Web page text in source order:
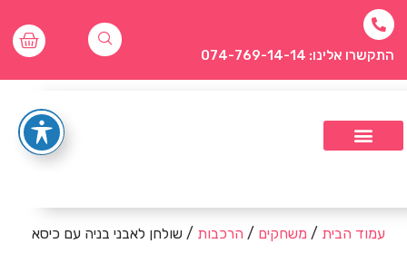
התקשרו אלינו: 074-769-14-14
עמוד הבית / משחקים / הרכבות / שולחן לאבני בניה עם כיסא